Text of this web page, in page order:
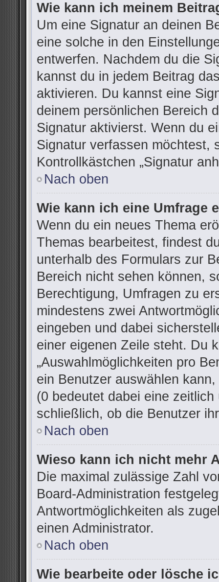
Wie kann ich meinem
Um eine Signatur an deinen
eine solche in den
entwerfen. Nachdem du die
kannst du in jedem Beitrag
aktivieren. Du kannst eine
deinem persönlichen Bereich
Signatur aktivierst. Wenn du
Signatur verfassen möchtest,
Kontrollkästchen „Signatur
Nach oben
Wie kann ich eine Umfrage
Wenn du ein neues Thema
Themas bearbeitest, findest
unterhalb des Formulars zur
Bereich nicht sehen können,
Berechtigung, Umfragen zu
mindestens zwei
eingeben und dabei
einer eigenen Zeile steht. Du
„Auswahlmöglichkeiten pro
ein Benutzer auswählen
(0 bedeutet dabei eine
schließlich, ob die Benutzer
Nach oben
Wieso kann ich nicht mehr
Die maximal zulässige Zahl
Board-Administration
Antwortmöglichkeiten als
einen Administrator.
Nach oben
Wie bearbeite oder lösche